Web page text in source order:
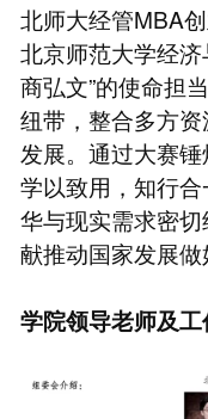
北师大经管MBA
北京师范大学经
商弘文”的使命担
纽带，整合多方
发展。通过大赛
学以致用，知行
华与现实需求密
献推动国家发展做
学院领导老师及